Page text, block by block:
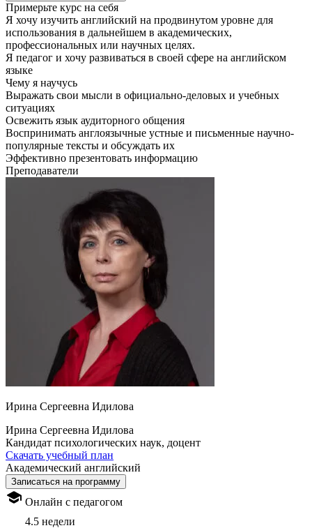
Примерьте курс на себя
Я хочу изучить английский на продвинутом уровне для
использования в дальнейшем в академических,
профессиональных или научных целях.
Я педагог и хочу развиваться в своей сфере на английском
языке
Чему я научусь
Выражать свои мысли в официально-деловых и учебных
ситуациях
Освежить язык аудиторного общения
Воспринимать англоязычные устные и письменные научно-
популярные тексты и обсуждать их
Эффективно презентовать информацию
Преподаватели
Ирина Сергеевна Идилова
Ирина Сергеевна Идилова
Кандидат психологических наук, доцент
Скачать учебный план
Академический английский
Записаться на программу
Онлайн с педагогом
4.5 недели